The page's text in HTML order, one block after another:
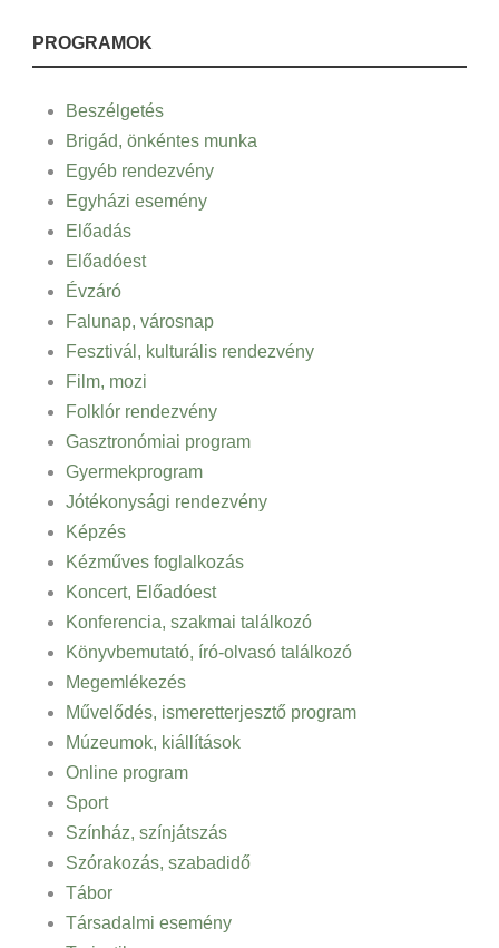
PROGRAMOK
Beszélgetés
Brigád, önkéntes munka
Egyéb rendezvény
Egyházi esemény
Előadás
Előadóest
Évzáró
Falunap, városnap
Fesztivál, kulturális rendezvény
Film, mozi
Folklór rendezvény
Gasztronómiai program
Gyermekprogram
Jótékonysági rendezvény
Képzés
Kézműves foglalkozás
Koncert, Előadóest
Konferencia, szakmai találkozó
Könyvbemutató, író-olvasó találkozó
Megemlékezés
Művelődés, ismeretterjesztő program
Múzeumok, kiállítások
Online program
Sport
Színház, színjátszás
Szórakozás, szabadidő
Tábor
Társadalmi esemény